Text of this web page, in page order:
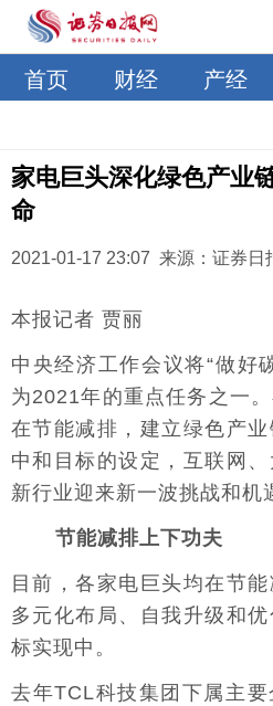
首页 财经 产经
家电巨头深化绿色产业
命
2021-01-17 23:07 来源：证券日
本报记者 贾丽
中央经济工作会议将“做好
为2021年的重点任务之一
在节能减排，建立绿色产
中和目标的设定，互联网
新行业迎来新一波挑战和机
节能减排上下功夫
目前，各家电巨头均在节
多元化布局、自我升级和
标实现中。
去年TCL科技集团下属主